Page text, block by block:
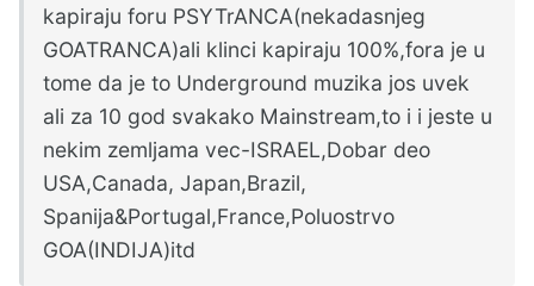
kapiraju foru PSYTrANCA(nekadasnjeg
GOATRANCA)ali klinci kapiraju 100%,fora je u
tome da je to Underground muzika jos uvek
ali za 10 god svakako Mainstream,to i i jeste u
nekim zemljama vec-ISRAEL,Dobar deo
USA,Canada, Japan,Brazil,
Spanija&Portugal,France,Poluostrvo
GOA(INDIJA)itd